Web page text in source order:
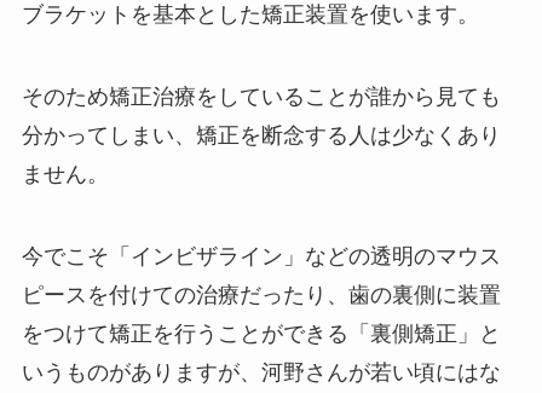
ブラケットを基本とした矯正装置を使います。
そのため矯正治療をしていることが誰から見ても
分かってしまい、矯正を断念する人は少なくあり
ません。
今でこそ「インビザライン」などの透明のマウス
ピースを付けての治療だったり、歯の裏側に装置
をつけて矯正を行うことができる「裏側矯正」と
いうものがありますが、河野さんが若い頃にはな